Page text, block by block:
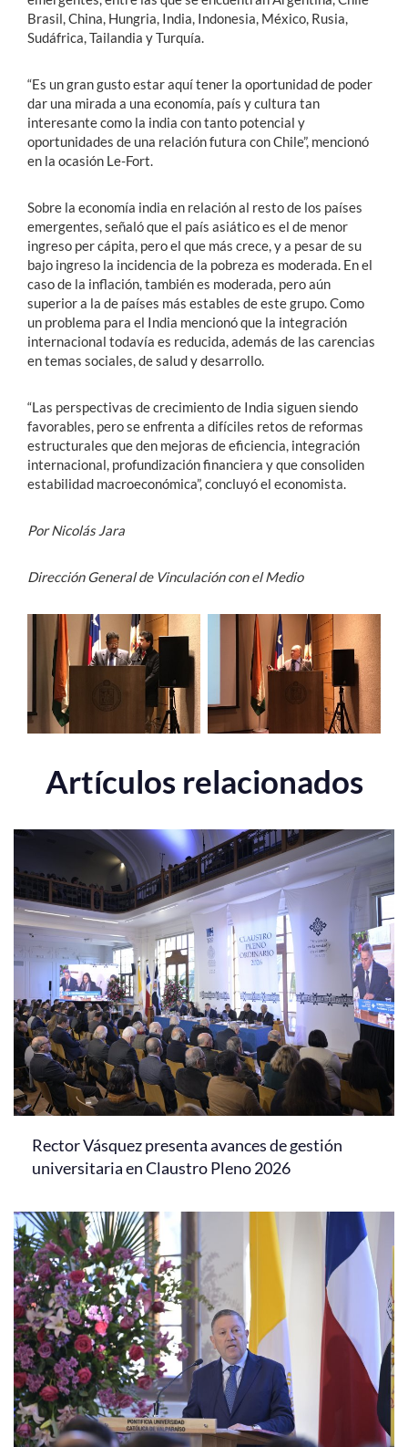
Brasil, China, Hungria, India, Indonesia, México, Rusia,
Sudáfrica, Tailandia y Turquía.
“Es un gran gusto estar aquí tener la oportunidad de poder
dar una mirada a una economía, país y cultura tan
interesante como la india con tanto potencial y
oportunidades de una relación futura con Chile”, mencionó
en la ocasión Le-Fort.
Sobre la economía india en relación al resto de los países
emergentes, señaló que el país asiático es el de menor
ingreso per cápita, pero el que más crece, y a pesar de su
bajo ingreso la incidencia de la pobreza es moderada. En el
caso de la inflación, también es moderada, pero aún
superior a la de países más estables de este grupo. Como
un problema para el India mencionó que la integración
internacional todavía es reducida, además de las carencias
en temas sociales, de salud y desarrollo.
“Las perspectivas de crecimiento de India siguen siendo
favorables, pero se enfrenta a difíciles retos de reformas
estructurales que den mejoras de eficiencia, integración
internacional, profundización financiera y que consoliden
estabilidad macroeconómica”, concluyó el economista.
Por Nicolás Jara
Dirección General de Vinculación con el Medio
Artículos relacionados
Rector Vásquez presenta avances de gestión
universitaria en Claustro Pleno 2026